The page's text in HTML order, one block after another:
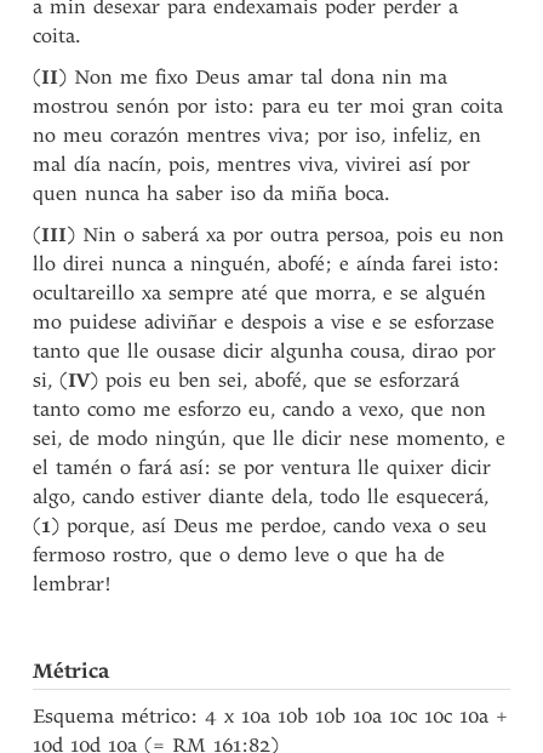
a min desexar para endexamais poder perder a
coita.
(II) Non me fixo Deus amar tal dona nin ma
mostrou senón por isto: para eu ter moi gran coita
no meu corazón mentres viva; por iso, infeliz, en
mal día nacín, pois, mentres viva, vivirei así por
quen nunca ha saber iso da miña boca.
(III) Nin o saberá xa por outra persoa, pois eu non
llo direi nunca a ninguén, abofé; e aínda farei isto:
ocultareillo xa sempre até que morra, e se alguén
mo puidese adiviñar e despois a vise e se esforzase
tanto que lle ousase dicir algunha cousa, dirao por
si, (IV) pois eu ben sei, abofé, que se esforzará
tanto como me esforzo eu, cando a vexo, que non
sei, de modo ningún, que lle dicir nese momento, e
el tamén o fará así: se por ventura lle quixer dicir
algo, cando estiver diante dela, todo lle esquecerá,
(1) porque, así Deus me perdoe, cando vexa o seu
fermoso rostro, que o demo leve o que ha de
lembrar!
Métrica
Esquema métrico: 4 x 10a 10b 10b 10a 10c 10c 10a +
10d 10d 10a (= RM 161:82)